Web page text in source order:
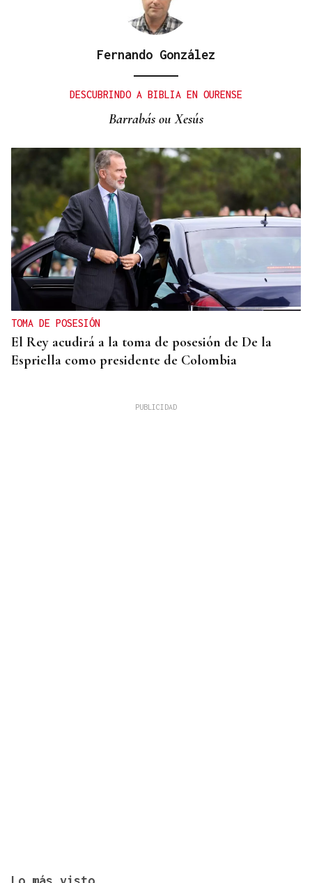
Fernando González
DESCUBRINDO A BIBLIA EN OURENSE
Barrabás ou Xesús
TOMA DE POSESIÓN
El Rey acudirá a la toma de posesión de De la
Espriella como presidente de Colombia